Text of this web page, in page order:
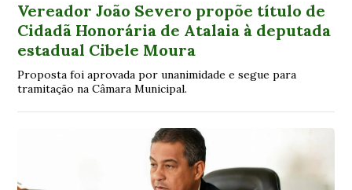
Vereador João Severo propõe título de
Cidadã Honorária de Atalaia à deputada
estadual Cibele Moura
Proposta foi aprovada por unanimidade e segue para
tramitação na Câmara Municipal.